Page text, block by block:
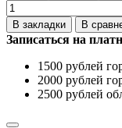
В закладки
В
Записаться на
1500 рублей
2000 рублей
2500 рублей